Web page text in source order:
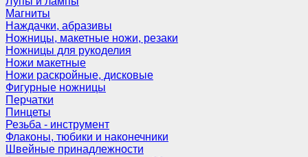
Магниты
Наждачки, абразивы
Ножницы, макетные ножи, резаки
Ножницы для рукоделия
Ножи макетные
Ножи раскройные, дисковые
Фигурные ножницы
Перчатки
Пинцеты
Резьба - инструмент
Флаконы, тюбики и наконечники
Швейные принадлежности